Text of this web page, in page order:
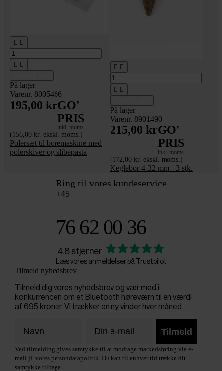
 
 
På lager
Varenr. 8005466
195,00 krGO'
PRIS
inkl. moms
(156,00 kr. ekskl. moms.)
Polersæt til boremaskine med
polerskiver og slibepasta
 
 
På lager
Varenr. 8901490
215,00 krGO'
PRIS
inkl. moms
(172,00 kr. ekskl. moms.)
Keglebor 4-32 mm - 3 stk.
Ring til vores kundeservice
+45
76 62 00 36
4.8 stjerner
Læs vores anmeldelser på Trustpilot
Tilmeld nyhedsbrev
Tilmeld dig vores nyhedsbrev og vær med i
konkurrencen om et Bluetooth høreværn til en værdi
af 695 kroner. Vi trækker en ny vinder hver måned.
Tilmeld
Ved tilmelding gives samtykke til at modtage markedsføring via e-
mail jf. vores persondatapolitik. Du kan til enhver tid trække dit
samtykke tilbage.